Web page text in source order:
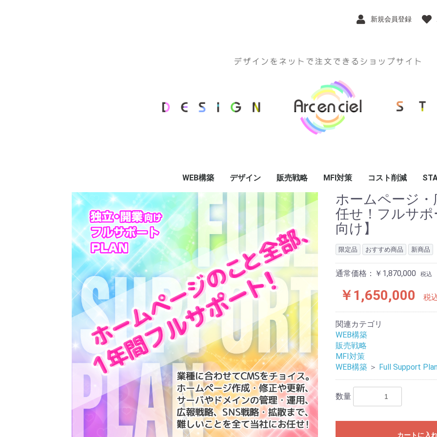
新規会員登録
WEB構築
Full Support Plan
デザイン
インスタPRフォト
ロゴデザイン
チラシデザイン
ポスターデザイン
販売戦略 MFI対策 コスト削減
WEB関連
印刷物関連
ホームページ
任せ！フルサ
向け】
限定品 おすすめ商品 新商品
通常価格：￥1,870,000 税込
￥1,650,000 税
関連カテゴリ
WEB構築
販売戦略
MFI対策
WEB構築 ＞ Full Support
数量
カートに入